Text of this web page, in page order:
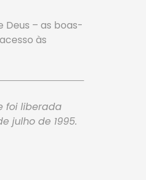
– as boas-
às
foi liberada
julho de 1995.